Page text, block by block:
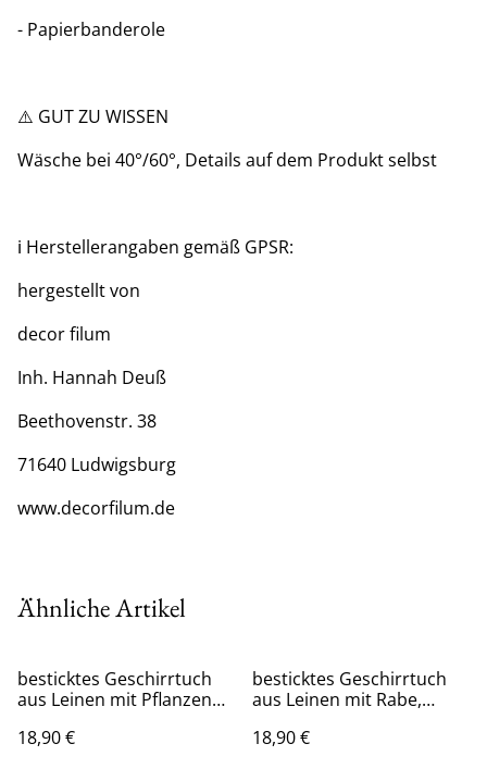
- Papierbanderole
⚠️ GUT ZU WISSEN
Wäsche bei 40°/60°, Details auf dem Produkt selbst
ℹ️ Herstellerangaben gemäß GPSR:
hergestellt von
decor filum
Inh. Hannah Deuß
Beethovenstr. 38
71640 Ludwigsburg
www.decorfilum.de
Ähnliche Artikel
besticktes Geschirrtuch
aus Leinen mit Pflanzen
18,90 €
besticktes Geschirrtuch
aus Leinen mit Rabe,
anthrazit
18,90 €